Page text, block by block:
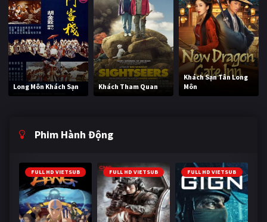
Long Môn Khách Sạn Khách Tham Quan
Khách Sạn Tân Long
Môn
Phim Hành Động
FULL HD VIETSUB FULL HD VIETSUB FULL HD VIETSUB